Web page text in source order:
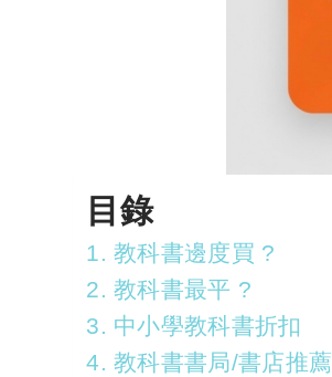
目錄
1. 教科書邊度買 ?
2. 教科書最平 ?
3. 中小學教科書折扣
4. 教科書書局/書店推薦